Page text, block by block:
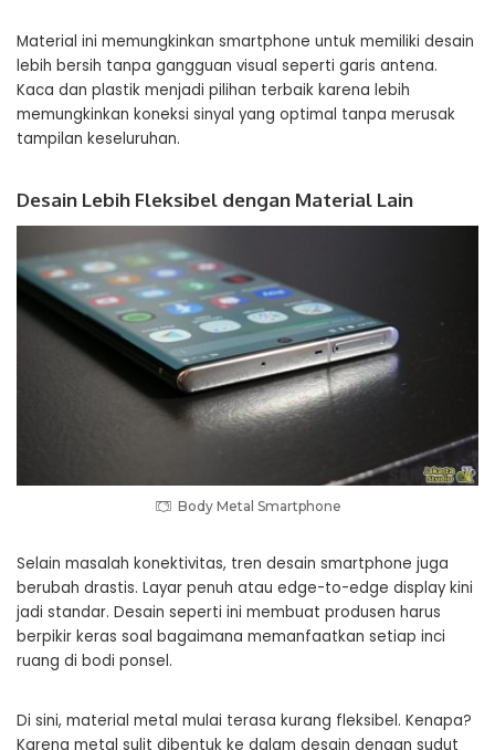
Material ini memungkinkan smartphone untuk memiliki desain
lebih bersih tanpa gangguan visual seperti garis antena.
Kaca dan plastik menjadi pilihan terbaik karena lebih
memungkinkan koneksi sinyal yang optimal tanpa merusak
tampilan keseluruhan.
Desain Lebih Fleksibel dengan Material Lain
Body Metal Smartphone
Selain masalah konektivitas, tren desain smartphone juga
berubah drastis. Layar penuh atau edge-to-edge display kini
jadi standar. Desain seperti ini membuat produsen harus
berpikir keras soal bagaimana memanfaatkan setiap inci
ruang di bodi ponsel.
Di sini, material metal mulai terasa kurang fleksibel. Kenapa?
Karena metal sulit dibentuk ke dalam desain dengan sudut